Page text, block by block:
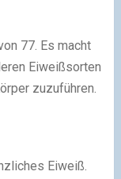
77. Es macht
Eiweißsorten
zuzuführen.
Eiweiß.